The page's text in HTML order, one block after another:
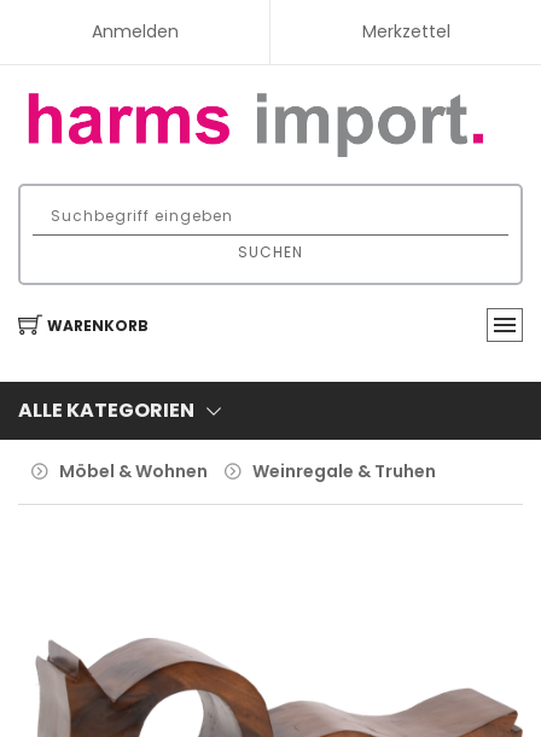
Anmelden Merkzettel
SUCHEN
WARENKORB
ALLE KATEGORIEN
Möbel & Wohnen Weinregale & Truhen